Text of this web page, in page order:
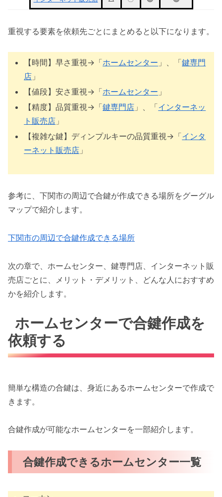
重視する要素を依頼先ごとにまとめると以下になります。
【時間】早さ重視→「ホームセンター 」、「鍵専門
店 」
【値段】安さ重視→「ホームセンター 」
【精度】品質重視→「鍵専門店 」、「インターネッ
ト販売店 」
【複雑な鍵】ディンプルキーの品質重視→「インタ
ーネット販売店 」
参考に、下関市の周辺で合鍵が作成できる場所をグーグル
マップで紹介します。
下関市の周辺で合鍵作成できる場所
次の章で、ホームセンター、鍵専門店、インターネット販
売店ごとに、メリット・デメリット、どんな人におすすめ
かを紹介します。
ホームセンターで合鍵作成を
依頼する
簡単な構造の合鍵は、身近にあるホームセンターで作成で
きます。
合鍵作成が可能なホームセンターを一部紹介します。
合鍵作成できるホームセンター一覧